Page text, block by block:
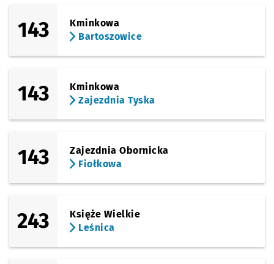
143
Kminkowa
Bartoszowice
143
Kminkowa
Zajezdnia Tyska
143
Zajezdnia Obornicka
Fiołkowa
243
Księże Wielkie
Leśnica